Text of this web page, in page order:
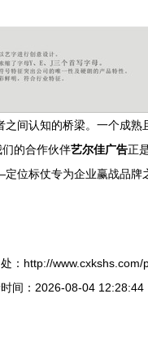
间认知的桥梁。一个成
的合作伙伴艺尔佳广告正
位标仗专为企业赢战品
：http://
间：2026-08-04 12:28:44